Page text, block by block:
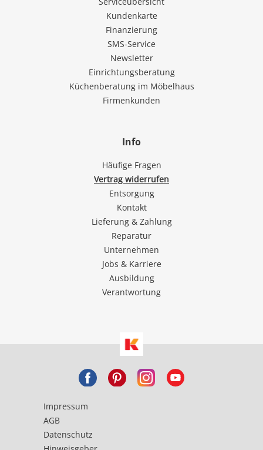
Kundenkarte
Finanzierung
SMS-Service
Newsletter
Einrichtungsberatung
Küchenberatung im Möbelhaus
Firmenkunden
Info
Häufige Fragen
Vertrag widerrufen
Entsorgung
Kontakt
Lieferung & Zahlung
Reparatur
Unternehmen
Jobs & Karriere
Ausbildung
Verantwortung
Impressum
AGB
Datenschutz